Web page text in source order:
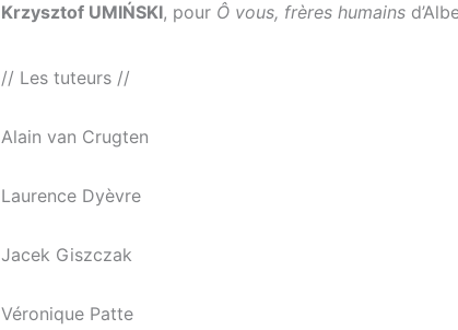
Krzysztof UMIŃSKI, pour Ô vous, frères humains
// Les tuteurs //
Alain van Crugten
Laurence Dyèvre
Jacek Giszczak
Véronique Patte